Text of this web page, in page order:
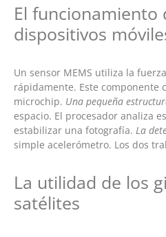
El funcionamiento
dispositivos
Un sensor MEMS utiliza la
rápidamente. Este componente
microchip. Una pequeña
espacio. El procesador analiza
estabilizar una fotografía. La
simple acelerómetro. Los dos
La utilidad de los
satélites